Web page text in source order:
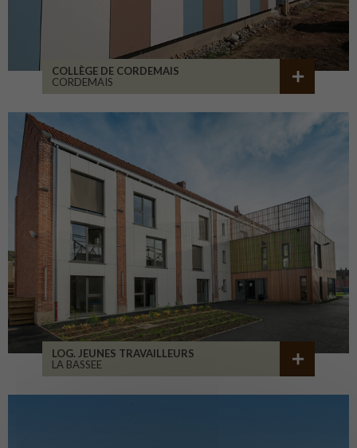
COLLÈGE DE CORDEMAIS
CORDEMAIS
LOG. JEUNES TRAVAILLEURS
LA BASSEE